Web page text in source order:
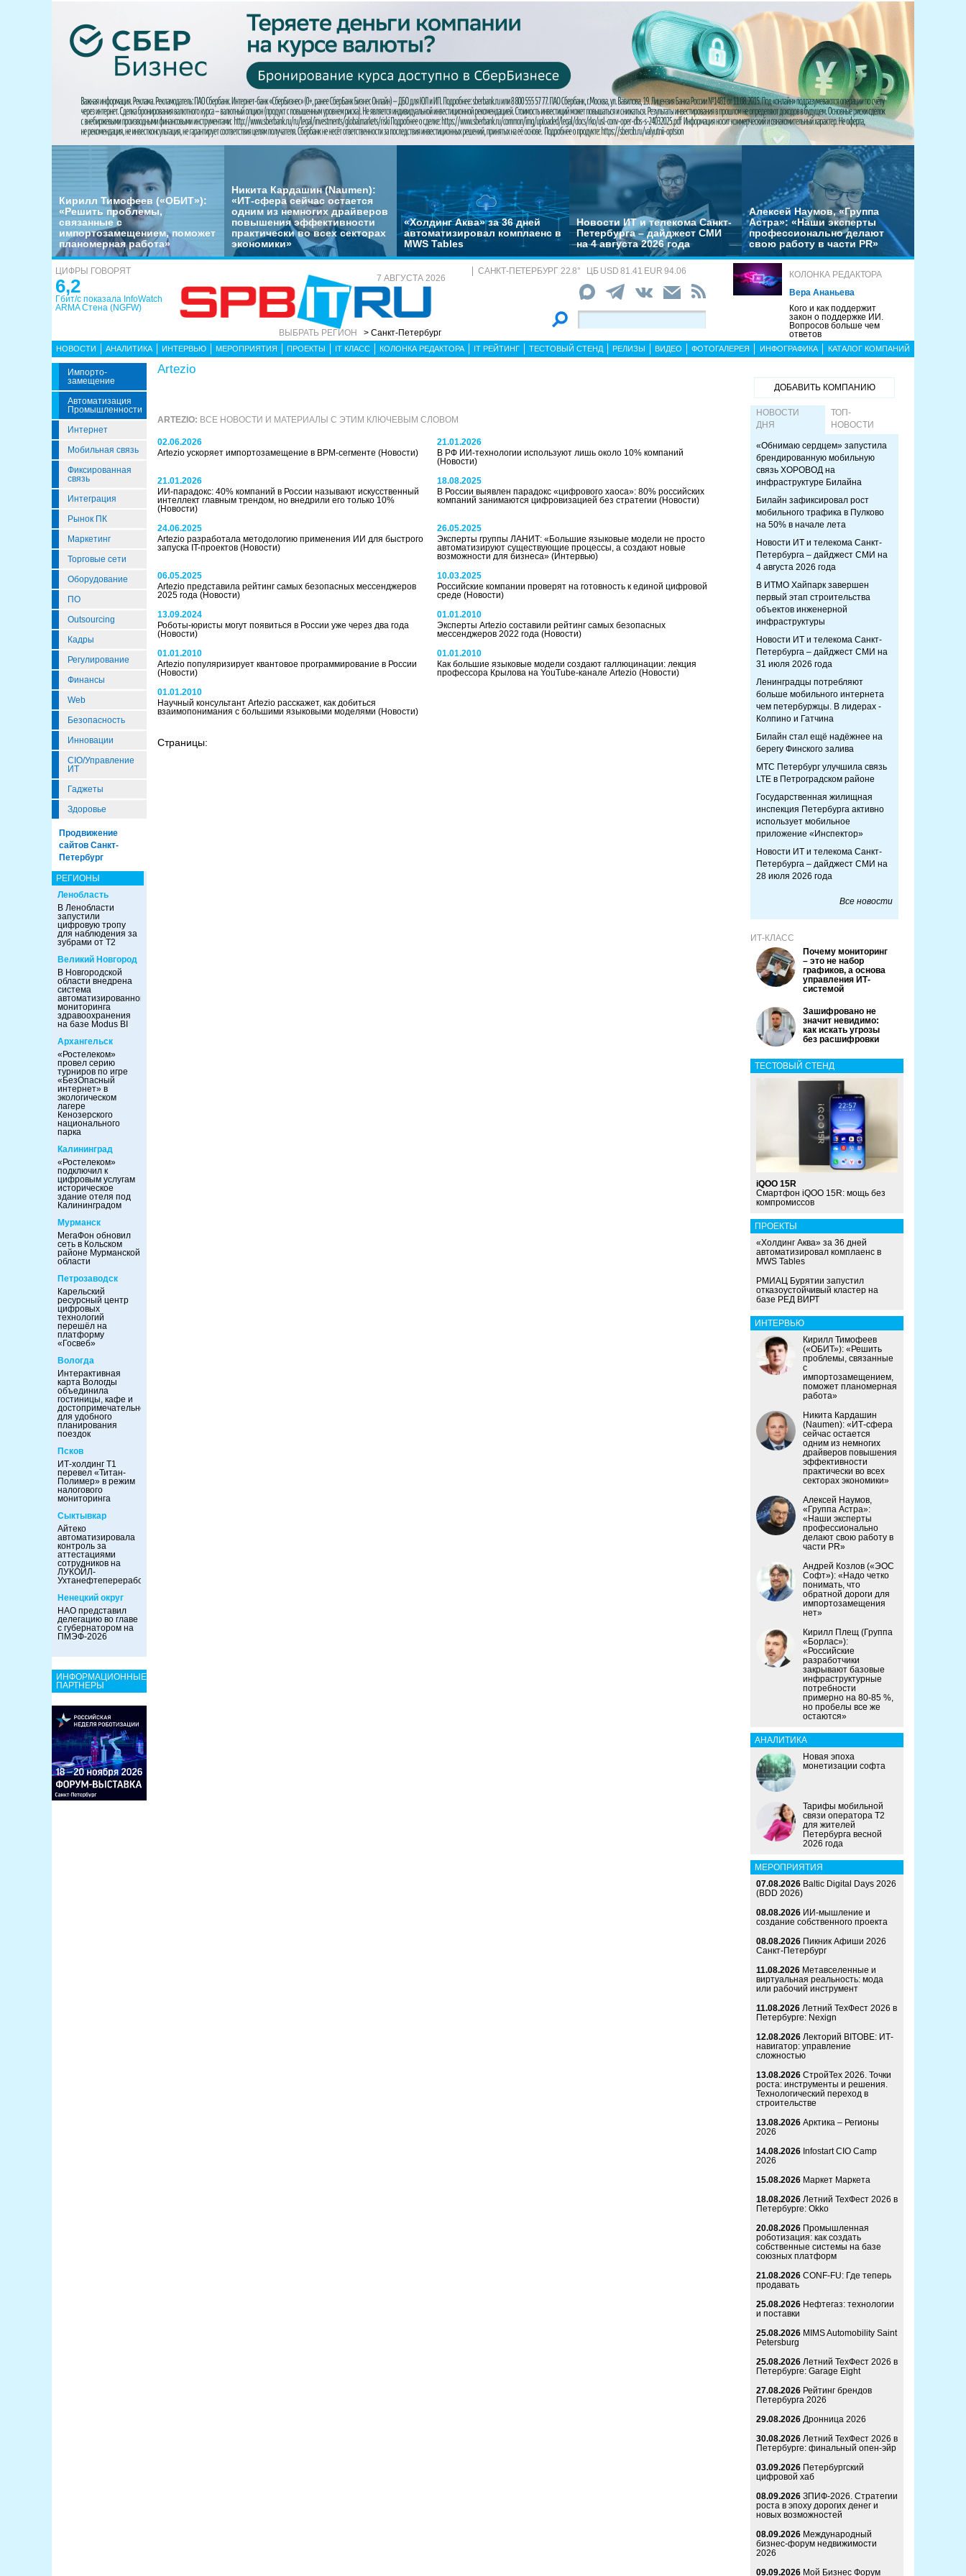
Кирилл Тимофеев («ОБИТ»):
«Решить проблемы,
связанные с
импортозамещением, поможет
планомерная работа»
Никита Кардашин (Naumen):
«ИТ-сфера сейчас остается
одним из немногих драйверов
повышения эффективности
практически во всех секторах
экономики»
«Холдинг Аква» за 36 дней
автоматизировал комплаенс в
MWS Tables
Новости ИТ и телекома Санкт-
Петербурга – дайджест СМИ
на 4 августа 2026 года
Алексей Наумов, «Группа
Астра»: «Наши эксперты
профессионально делают
свою работу в части PR»
ЦИФРЫ ГОВОРЯТ
6,2
Гбит/с показала InfoWatch
ARMA Стена (NGFW)
7 АВГУСТА 2026
ВЫБРАТЬ РЕГИОН > Санкт-Петербург
САНКТ-ПЕТЕРБУРГ 22.8° ЦБ USD 81.41 EUR 94.06
КОЛОНКА РЕДАКТОРА
Вера Ананьева
Кого и как поддержит
закон о поддержке ИИ.
Вопросов больше чем
ответов
НОВОСТИ АНАЛИТИКА ИНТЕРВЬЮ МЕРОПРИЯТИЯ ПРОЕКТЫ IT КЛАСС КОЛОНКА РЕДАКТОРА IT РЕЙТИНГ ТЕСТОВЫЙ СТЕНД РЕЛИЗЫ ВИДЕО ФОТОГАЛЕРЕЯ ИНФОГРАФИКА КАТАЛОГ КОМПАНИЙ
Импорто­
Замещение
Автоматизация
Промышленности
Интернет
Мобильная связь
Фиксированная
связь
Интеграция
Рынок ПК
Маркетинг
Торговые сети
Оборудование
ПО
Outsourcing
Кадры
Регулирование
Финансы
Web
Безопасность
Инновации
CIO/Управление
ИТ
Гаджеты
Здоровье
Продвижение
сайтов Санкт-
Петербург
РЕГИОНЫ
Ленобласть
В Ленобласти
запустили
цифровую тропу
для наблюдения за
зубрами от Т2
Великий Новгород
В Новгородской
области внедрена
система
автоматизированного
мониторинга
здравоохранения
на базе Modus BI
Архангельск
«Ростелеком»
провел серию
турниров по игре
«БезОпасный
интернет» в
экологическом
лагере
Кенозерского
национального
парка
Калининград
«Ростелеком»
подключил к
цифровым услугам
историческое
здание отеля под
Калининградом
Мурманск
МегаФон обновил
сеть в Кольском
районе Мурманской
области
Петрозаводск
Карельский
ресурсный центр
цифровых
технологий
перешёл на
платформу
«Госвеб»
Вологда
Интерактивная
карта Вологды
объединила
гостиницы, кафе и
достопримечательности
для удобного
планирования
поездок
Псков
ИТ-холдинг Т1
перевел «Титан-
Полимер» в режим
налогового
мониторинга
Сыктывкар
Айтеко
автоматизировала
контроль за
аттестациями
сотрудников на
ЛУКОЙЛ-
Ухтанефтепереработка
Ненецкий округ
НАО представил
делегацию во главе
с губернатором на
ПМЭФ-2026
ИНФОРМАЦИОННЫЕ
ПАРТНЕРЫ
Artezio
ARTEZIO: ВСЕ НОВОСТИ И МАТЕРИАЛЫ С ЭТИМ КЛЮЧЕВЫМ СЛОВОМ
02.06.2026
Artezio ускоряет импортозамещение в BPM-сегменте (Новости)
21.01.2026
В РФ ИИ-технологии используют лишь около 10% компаний
(Новости)
21.01.2026
ИИ-парадокс: 40% компаний в России называют искусственный
интеллект главным трендом, но внедрили его только 10%
(Новости)
18.08.2025
В России выявлен парадокс «цифрового хаоса»: 80% российских
компаний занимаются цифровизацией без стратегии (Новости)
24.06.2025
Artezio разработала методологию применения ИИ для быстрого
запуска IT-проектов (Новости)
26.05.2025
Эксперты группы ЛАНИТ: «Большие языковые модели не просто
автоматизируют существующие процессы, а создают новые
возможности для бизнеса» (Интервью)
06.05.2025
Artezio представила рейтинг самых безопасных мессенджеров
2025 года (Новости)
10.03.2025
Российские компании проверят на готовность к единой цифровой
среде (Новости)
13.09.2024
Роботы-юристы могут появиться в России уже через два года
(Новости)
01.01.2010
Эксперты Artezio составили рейтинг самых безопасных
мессенджеров 2022 года (Новости)
01.01.2010
Artezio популяризирует квантовое программирование в России
(Новости)
01.01.2010
Как большие языковые модели создают галлюцинации: лекция
профессора Крылова на YouTube-канале Artezio (Новости)
01.01.2010
Научный консультант Artezio расскажет, как добиться
взаимопонимания с большими языковыми моделями (Новости)
Страницы:
ДОБАВИТЬ КОМПАНИЮ
НОВОСТИ
ДНЯ
ТОП-
НОВОСТИ
«Обнимаю сердцем» запустила
брендированную мобильную
связь ХОРОВОД на
инфраструктуре Билайна
Билайн зафиксировал рост
мобильного трафика в Пулково
на 50% в начале лета
Новости ИТ и телекома Санкт-
Петербурга – дайджест СМИ на
4 августа 2026 года
В ИТМО Хайпарк завершен
первый этап строительства
объектов инженерной
инфраструктуры
Новости ИТ и телекома Санкт-
Петербурга – дайджест СМИ на
31 июля 2026 года
Ленинградцы потребляют
больше мобильного интернета
чем петербуржцы. В лидерах -
Колпино и Гатчина
Билайн стал ещё надёжнее на
берегу Финского залива
МТС Петербург улучшила связь
LTE в Петроградском районе
Государственная жилищная
инспекция Петербурга активно
использует мобильное
приложение «Инспектор»
Новости ИТ и телекома Санкт-
Петербурга – дайджест СМИ на
28 июля 2026 года
Все новости
ИТ-КЛАСС
Почему мониторинг
– это не набор
графиков, а основа
управления ИТ-
системой
Зашифровано не
значит невидимо:
как искать угрозы
без расшифровки
ТЕСТОВЫЙ СТЕНД
iQOO 15R
Смартфон iQOO 15R: мощь без
компромиссов
ПРОЕКТЫ
«Холдинг Аква» за 36 дней
автоматизировал комплаенс в
MWS Tables
РМИАЦ Бурятии запустил
отказоустойчивый кластер на
базе РЕД ВИРТ
ИНТЕРВЬЮ
Кирилл Тимофеев
(«ОБИТ»): «Решить
проблемы, связанные
с
импортозамещением,
поможет планомерная
работа»
Никита Кардашин
(Naumen): «ИТ-сфера
сейчас остается
одним из немногих
драйверов повышения
эффективности
практически во всех
секторах экономики»
Алексей Наумов,
«Группа Астра»:
«Наши эксперты
профессионально
делают свою работу в
части PR»
Андрей Козлов («ЭОС
Софт»): «Надо четко
понимать, что
обратной дороги для
импортозамещения
нет»
Кирилл Плещ (Группа
«Борлас»):
«Российские
разработчики
закрывают базовые
инфраструктурные
потребности
примерно на 80-85 %,
но пробелы все же
остаются»
АНАЛИТИКА
Новая эпоха
монетизации софта
Тарифы мобильной
связи оператора Т2
для жителей
Петербурга весной
2026 года
МЕРОПРИЯТИЯ
07.08.2026 Baltic Digital Days 2026
(BDD 2026)
08.08.2026 ИИ-мышление и
создание собственного проекта
08.08.2026 Пикник Афиши 2026
Санкт-Петербург
11.08.2026 Метавселенные и
виртуальная реальность: мода
или рабочий инструмент
11.08.2026 Летний ТехФест 2026 в
Петербурге: Nexign
12.08.2026 Лекторий BITOBE: ИТ-
навигатор: управление
сложностью
13.08.2026 СтройТех 2026. Точки
роста: инструменты и решения.
Технологический переход в
строительстве
13.08.2026 Арктика – Регионы
2026
14.08.2026 Infostart CIO Camp
2026
15.08.2026 Маркет Маркета
18.08.2026 Летний ТехФест 2026 в
Петербурге: Okko
20.08.2026 Промышленная
роботизация: как создать
собственные системы на базе
союзных платформ
21.08.2026 CONF-FU: Где теперь
продавать
25.08.2026 Нефтегаз: технологии
и поставки
25.08.2026 MIMS Automobility Saint
Petersburg
25.08.2026 Летний ТехФест 2026 в
Петербурге: Garage Eight
27.08.2026 Рейтинг брендов
Петербурга 2026
29.08.2026 Дронница 2026
30.08.2026 Летний ТехФест 2026 в
Петербурге: финальный опен-эйр
03.09.2026 Петербургский
цифровой хаб
08.09.2026 ЗПИФ-2026. Стратегии
роста в эпоху дорогих денег и
новых возможностей
08.09.2026 Международный
бизнес-форум недвижимости
2026
09.09.2026 Мой Бизнес Форум